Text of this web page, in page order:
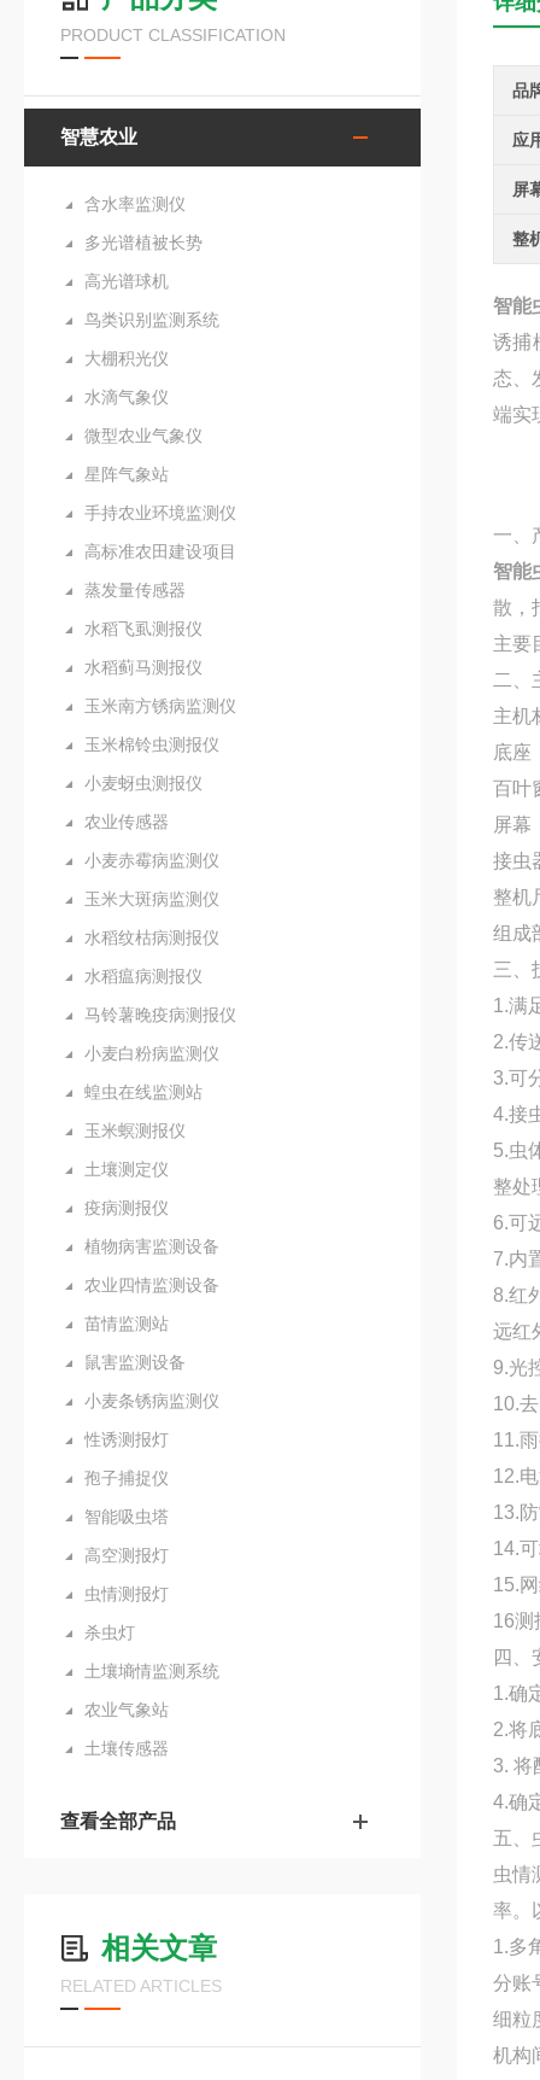
PRODUCT CLASSIFICATION
智慧农业
含水率监测仪
多光谱植被长势
高光谱球机
鸟类识别监测系统
大棚积光仪
水滴气象仪
微型农业气象仪
星阵气象站
手持农业环境监测仪
高标准农田建设项目
蒸发量传感器
水稻飞虱测报仪
水稻蓟马测报仪
玉米南方锈病监测仪
玉米棉铃虫测报仪
小麦蚜虫测报仪
农业传感器
小麦赤霉病监测仪
玉米大斑病监测仪
水稻纹枯病测报仪
水稻瘟病测报仪
马铃薯晚疫病测报仪
小麦白粉病监测仪
蝗虫在线监测站
玉米螟测报仪
土壤测定仪
疫病测报仪
植物病害监测设备
农业四情监测设备
苗情监测站
鼠害监测设备
小麦条锈病监测仪
性诱测报灯
孢子捕捉仪
智能吸虫塔
高空测报灯
虫情测报灯
杀虫灯
土壤墒情监测系统
农业气象站
土壤传感器
查看全部产品
相关文章
RELATED ARTICLES
品
应
屏
整
智能
诱捕
态、
端实
一、
智能
散，
主要
二、
主机
底座
百叶
屏幕
接虫
整机
组成
三、
1.满
2.传
3.可
4.接
5.虫
整处
6.可
7.内
8.红
远红
9.光
10.
11.
12.
13.
14.
15.
16测
四、
1.确
2.将
3. 将
4.确
五、
虫情
率。
1.多
分账
细粒
机构